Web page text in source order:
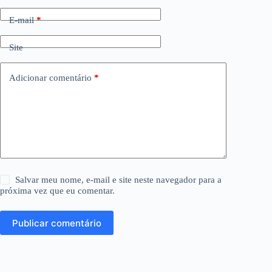
E-mail*
Site
Adicionar comentário *
Salvar meu nome, e-mail e site neste navegador para a
próxima vez que eu comentar.
Publicar comentário